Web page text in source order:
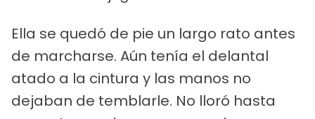
Ella se quedó de pie un largo rato antes
de marcharse. Aún tenía el delantal
atado a la cintura y las manos no
dejaban de temblarle. No lloró hasta